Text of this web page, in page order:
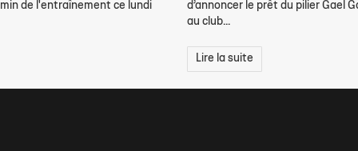
de l'entraînement ce lundi
d’annoncer le prêt du pilier Gael
au club...
Lire la suite